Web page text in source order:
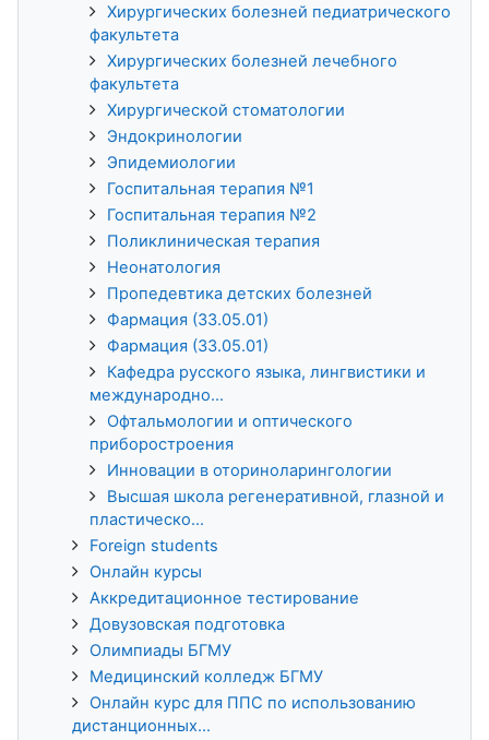
Хирургических болезней педиатрического
факультета
Хирургических болезней лечебного
факультета
Хирургической стоматологии
Эндокринологии
Эпидемиологии
Госпитальная терапия №1
Госпитальная терапия №2
Поликлиническая терапия
Неонатология
Пропедевтика детских болезней
Фармация (33.05.01)
Фармация (33.05.01)
Кафедра русского языка, лингвистики и
международно...
Офтальмологии и оптического
приборостроения
Инновации в оториноларингологии
Высшая школа регенеративной, глазной и
пластическо...
Foreign students
Онлайн курсы
Аккредитационное тестирование
Довузовская подготовка
Олимпиады БГМУ
Медицинский колледж БГМУ
Онлайн курс для ППС по использованию
дистанционных...